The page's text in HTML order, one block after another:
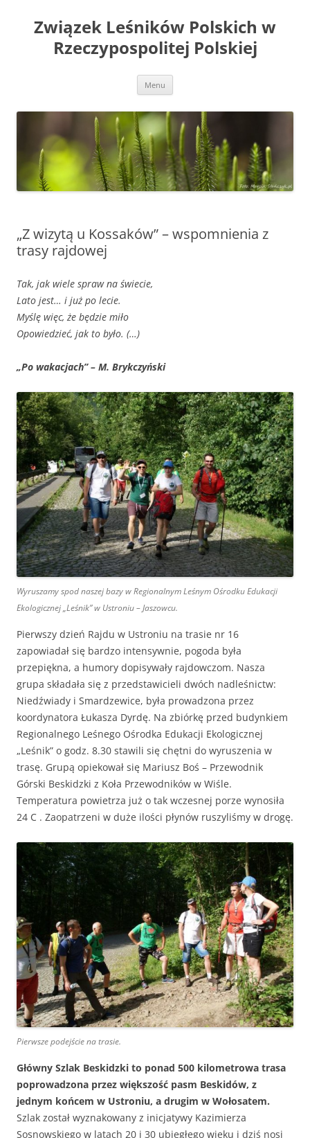
treściZwiązek Leśników Polskich w
Rzeczypospolitej Polskiej
Menu
„Z wizytą u Kossaków” – wspomnienia z
trasy rajdowej
Tak, jak wiele spraw na świecie,
Lato jest… i już po lecie.
Myślę więc, że będzie miło
Opowiedzieć, jak to było. (…)
„Po wakacjach” – M. Brykczyński
Wyruszamy spod naszej bazy w Regionalnym Leśnym Ośrodku Edukacji
Ekologicznej „Leśnik” w Ustroniu – Jaszowcu.
Pierwszy dzień Rajdu w Ustroniu na trasie nr 16
zapowiadał się bardzo intensywnie, pogoda była
przepiękna, a humory dopisywały rajdowczom. Nasza
grupa składała się z przedstawicieli dwóch nadleśnictw:
Niedźwiady i Smardzewice, była prowadzona przez
koordynatora Łukasza Dyrdę. Na zbiórkę przed budynkiem
Regionalnego Leśnego Ośrodka Edukacji Ekologicznej
„Leśnik” o godz. 8.30 stawili się chętni do wyruszenia w
trasę. Grupą opiekował się Mariusz Boś – Przewodnik
Górski Beskidzki z Koła Przewodników w Wiśle.
Temperatura powietrza już o tak wczesnej porze wynosiła
24 C . Zaopatrzeni w duże ilości płynów ruszyliśmy w drogę.
Pierwsze podejście na trasie.
Główny Szlak Beskidzki to ponad 500 kilometrowa trasa
poprowadzona przez większość pasm Beskidów, z
jednym końcem w Ustroniu, a drugim w Wołosatem.
Szlak został wyznakowany z inicjatywy Kazimierza
Sosnowskiego w latach 20 i 30 ubiegłego wieku i dziś nosi